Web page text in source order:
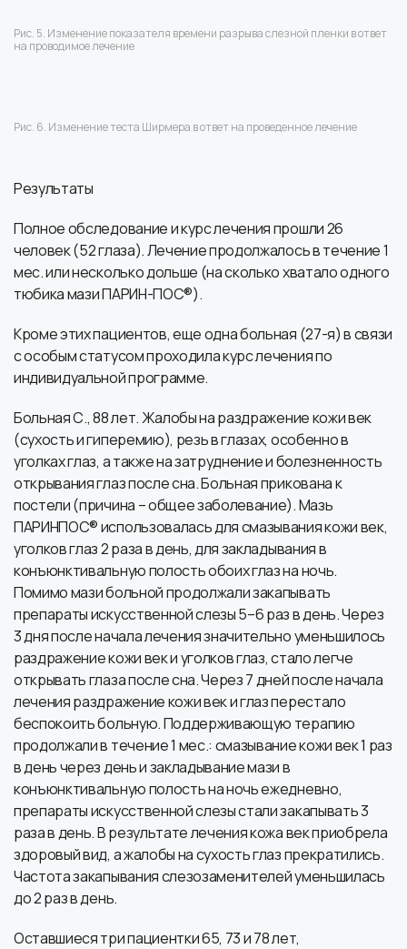
Рис. 5. Изменение показателя времени разрыва слезной пленки в ответ
на проводимое лечение
Рис. 6. Изменение теста Ширмера в ответ на проведенное лечение
Результаты
Полное обследование и курс лечения прошли 26
человек (52 глаза). Лечение продолжалось в течение 1
мес. или несколько дольше (на сколько хватало одного
тюбика мази ПАРИН-ПОС®).
Кроме этих пациентов, еще одна больная (27-я) в связи
с особым статусом проходила курс лечения по
индивидуальной программе.
Больная С., 88 лет. Жалобы на раздражение кожи век
(сухость и гиперемию), резь в глазах, особенно в
уголках глаз, а также на затруднение и болезненность
открывания глаз после сна. Больная прикована к
постели (причина – общее заболевание). Мазь
ПАРИНПОС® использовалась для смазывания кожи век,
уголков глаз 2 раза в день, для закладывания в
конъюнктивальную полость обоих глаз на ночь.
Помимо мази больной продолжали закапывать
препараты искусственной слезы 5–6 раз в день. Через
3 дня после начала лечения значительно уменьшилось
раздражение кожи век и уголков глаз, стало легче
открывать глаза после сна. Через 7 дней после начала
лечения раздражение кожи век и глаз перестало
беспокоить больную. Поддерживающую терапию
продолжали в течение 1 мес.: смазывание кожи век 1 раз
в день через день и закладывание мази в
конъюнктивальную полость на ночь ежедневно,
препараты искусственной слезы стали закапывать 3
раза в день. В результате лечения кожа век приобрела
здоровый вид, а жалобы на сухость глаз прекратились.
Частота закапывания слезозаменителей уменьшилась
до 2 раз в день.
Оставшиеся три пациентки 65, 73 и 78 лет,